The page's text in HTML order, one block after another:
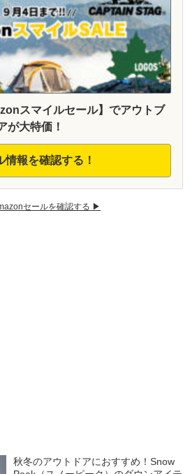
スマイルセール】でアウトブ
が大特価！
情報を確認する！
セールを確認する ▶︎
秋冬のアウトドアにおすすめ！Snow